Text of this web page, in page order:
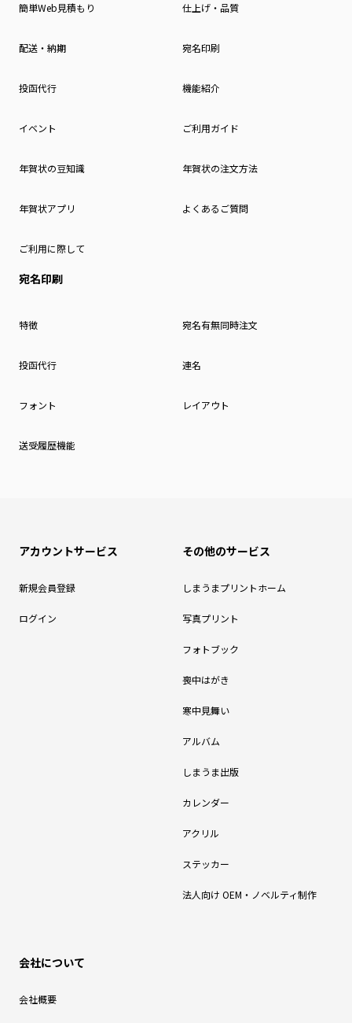
簡単Web見積もり 仕上げ・品質
配送・納期 宛名印刷
投函代行 機能紹介
イベント ご利用ガイド
年賀状の豆知識 年賀状の注文方法
年賀状アプリ よくあるご質問
ご利用に際して
宛名印刷
特徴 宛名有無同時注文
投函代行 連名
フォント レイアウト
送受履歴機能
アカウントサービス
新規会員登録
ログイン
その他のサービス
しまうまプリントホーム
写真プリント
フォトブック
喪中はがき
寒中見舞い
アルバム
しまうま出版
カレンダー
アクリル
ステッカー
法人向け OEM・ノベルティ制作
会社について
会社概要